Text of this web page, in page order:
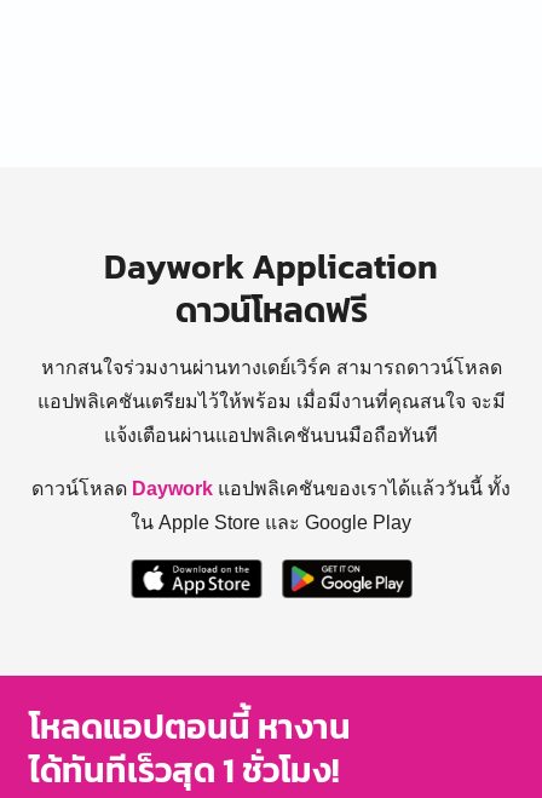
Daywork Application
ดาวน์โหลดฟรี
หากสนใจร่วมงานผ่านทางเดย์เวิร์ค สามารถดาวน์โหลด
แอปพลิเคชันเตรียมไว้ให้พร้อม เมื่อมีงานที่คุณสนใจ จะมี
แจ้งเตือนผ่านแอปพลิเคชันบนมือถือทันที
ดาวน์โหลด Daywork แอปพลิเคชันของเราได้แล้ววันนี้ ทั้ง
ใน Apple Store และ Google Play
โหลดแอปตอนนี้ หางาน
ได้ทันทีเร็วสุด 1 ชั่วโมง!